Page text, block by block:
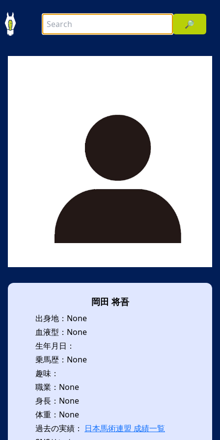
🔎
岡田 将吾
出身地：None
血液型：None
生年月日：
乗馬歴：None
趣味：
職業：None
身長：None
体重：None
過去の実績： 日本馬術連盟 成績一覧